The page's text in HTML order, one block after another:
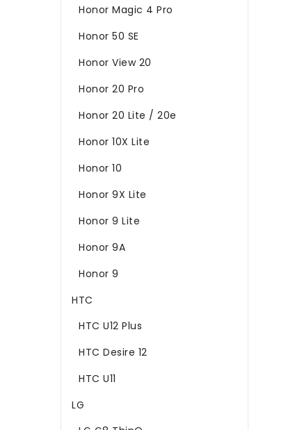
Honor Magic 4 Pro
Honor 50 SE
Honor View 20
Honor 20 Pro
Honor 20 Lite / 20e
Honor 10X Lite
Honor 10
Honor 9X Lite
Honor 9 Lite
Honor 9A
Honor 9
HTC
HTC U12 Plus
HTC Desire 12
HTC U11
LG